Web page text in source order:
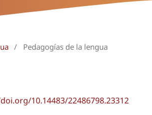
/ Pedagogías de la lengua
10.14483/22486798.23312